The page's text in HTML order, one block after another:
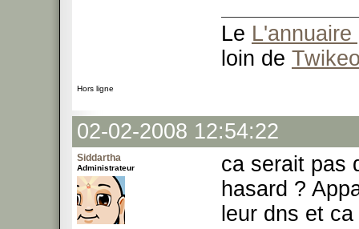
Le L'annuaire
loin de
Hors ligne
02-02-2008 12:54:22
Siddartha
Administrateur
ca serait pas
hasard ?
leur dns et